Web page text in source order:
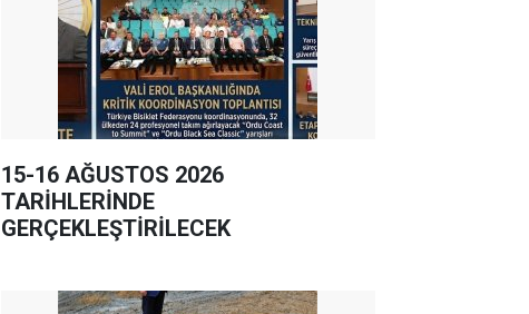
15-16 AĞUSTOS 2026
TARİHLERİNDE
GERÇEKLEŞTİRİLECEK